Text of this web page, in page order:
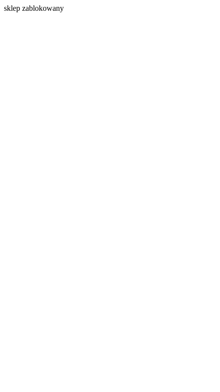
sklep zablokowany